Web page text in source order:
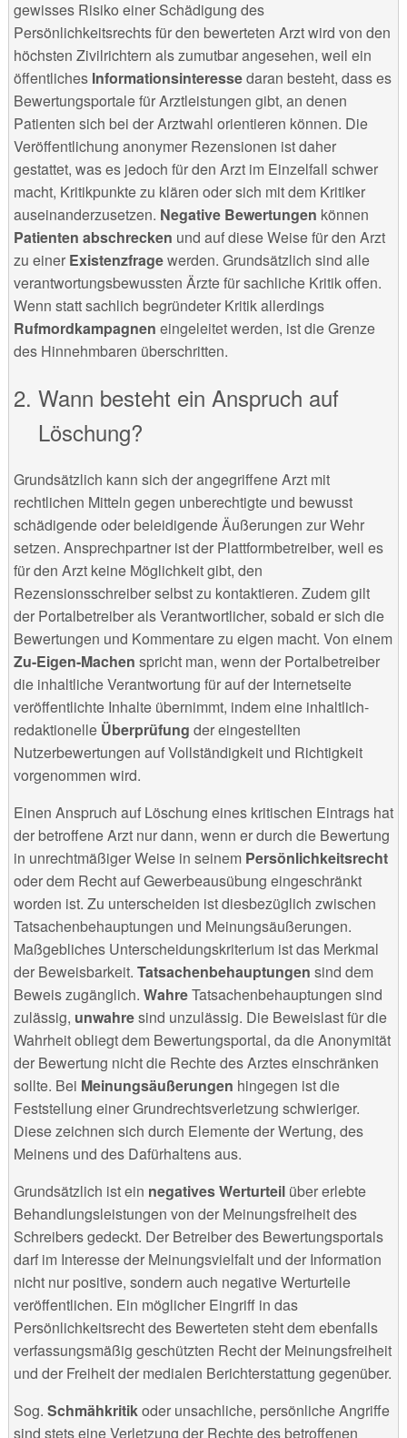
gewisses Risiko einer Schädigung des
Persönlichkeitsrechts für den bewerteten Arzt wird von den
höchsten Zivilrichtern als zumutbar angesehen, weil ein
öffentliches Informationsinteressedaran besteht, dass es
Bewertungsportale für Arztleistungen gibt, an denen
Patienten sich bei der Arztwahl orientieren können. Die
Veröffentlichung anonymer Rezensionen ist daher
gestattet, was es jedoch für den Arzt im Einzelfall schwer
macht, Kritikpunkte zu klären oder sich mit dem Kritiker
auseinanderzusetzen. Negative Bewertungen können
Patienten abschrecken und auf diese Weise für den Arzt
zu einer Existenzfragewerden. Grundsätzlich sind alle
verantwortungsbewussten Ärzte für sachliche Kritik offen.
Wenn statt sachlich begründeter Kritik allerdings
Rufmordkampagnen eingeleitet werden, ist die Grenze
des Hinnehmbaren überschritten.
Wann besteht ein Anspruch auf
Löschung?
Grundsätzlich kann sich der angegriffene Arzt mit
rechtlichen Mitteln gegen unberechtigte und bewusst
schädigende oder beleidigende Äußerungen zur Wehr
setzen. Ansprechpartner ist der Plattformbetreiber, weil es
für den Arzt keine Möglichkeit gibt, den
Rezensionsschreiber selbst zu kontaktieren. Zudem gilt
der Portalbetreiber als Verantwortlicher, sobald er sich die
Bewertungen und Kommentare zu eigen macht. Von einem
Zu-Eigen-Machen spricht man, wenn der Portalbetreiber
die inhaltliche Verantwortung für auf der Internetseite
veröffentlichte Inhalte übernimmt, indem eine inhaltlich-
redaktionelle Überprüfung der eingestellten
Nutzerbewertungen auf Vollständigkeit und Richtigkeit
vorgenommen wird.
Einen Anspruch auf Löschung eines kritischen Eintrags hat
der betroffene Arzt nur dann, wenn er durch die Bewertung
in unrechtmäßiger Weise in seinem Persönlichkeitsrecht
oder dem Recht auf Gewerbeausübung eingeschränkt
worden ist. Zu unterscheiden ist diesbezüglich zwischen
Tatsachenbehauptungen und Meinungsäußerungen.
Maßgebliches Unterscheidungskriterium ist das Merkmal
der Beweisbarkeit. Tatsachenbehauptungen sind dem
Beweis zugänglich. WahreTatsachenbehauptungen sind
zulässig, unwahresind unzulässig. Die Beweislast für die
Wahrheit obliegt dem Bewertungsportal, da die Anonymität
der Bewertung nicht die Rechte des Arztes einschränken
sollte. Bei Meinungsäußerungen hingegen ist die
Feststellung einer Grundrechtsverletzung schwieriger.
Diese zeichnen sich durch Elemente der Wertung, des
Meinens und des Dafürhaltens aus.
Grundsätzlich ist ein negatives Werturteilüber erlebte
Behandlungsleistungen von der Meinungsfreiheit des
Schreibers gedeckt. Der Betreiber des Bewertungsportals
darf im Interesse der Meinungsvielfalt und der Information
nicht nur positive, sondern auch negative Werturteile
veröffentlichen. Ein möglicher Eingriff in das
Persönlichkeitsrecht des Bewerteten steht dem ebenfalls
verfassungsmäßig geschützten Recht der Meinungsfreiheit
und der Freiheit der medialen Berichterstattung gegenüber.
Sog. Schmähkritikoder unsachliche, persönliche Angriffe
sind stets eine Verletzung der Rechte des betroffenen